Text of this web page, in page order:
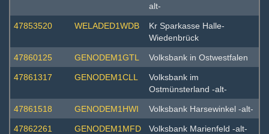
alt-
47853520 WELADED1WDB
Kr Sparkasse Halle-
Wiedenbrück
47860125 GENODEM1GTL Volksbank in Ostwestfalen
47861317 GENODEM1CLL
Volksbank im
Ostmünsterland -alt-
47861518 GENODEM1HWI Volksbank Harsewinkel -alt-
47862261 GENODEM1MFD Volksbank Marienfeld -alt-